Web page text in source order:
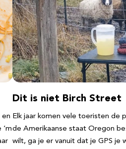
en
Dit is niet Birch Street
Elk jaar komen vele toeristen de
de Amerikaanse staat Oregon
wilt, ga je er vanuit dat je GPS je